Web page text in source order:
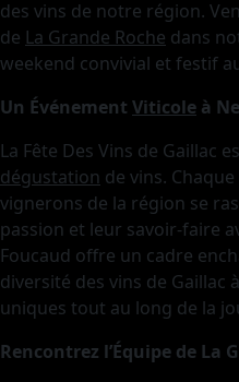
des vins de notre région.
de La Grande Roche dans
weekend convivial et festif
Un Événement Viticole à
La Fête Des Vins de Gaillac
dégustation de vins.
vignerons de la région se
passion et leur savoir-faire
Foucaud offre un cadre
diversité des vins de Gaillac
uniques tout au long de la
Rencontrez l’Équipe de La